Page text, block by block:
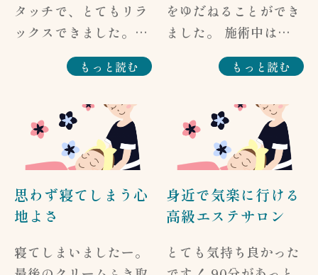
タッチで、とてもリラ
ックスできました。
少し物足りないかなー
と思いながらも、気に
わりになると、しっか
りと「あぁーリンパが
流れているわ」と感じ
とはまた違った感じで
楽しかったです。 全
身が少し軽くなったよ
うに思います。（T・
もっと読む
をゆだねることができ
ました。 施術中は本
当に気持ちよく、終了
後は体がホワンとし
り、ゆるんだような感
じになっています。
施術中に汗が出てきた
ですが、あれは体の中
で何か詰まりが取れて
流れ出したためなので
しょうか。 足湯もラ
もっと読む
思わず寝てしまう心
地よさ
寝てしまいましたー。
身近で気楽に行ける
高級エステサロン
とても気持ち良かった